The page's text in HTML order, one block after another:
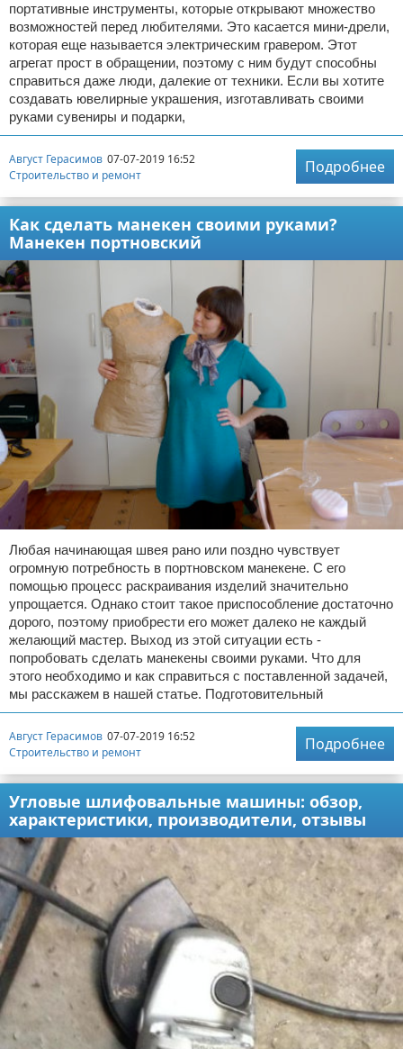
портативные инструменты, которые открывают множество
возможностей перед любителями. Это касается мини-дрели,
которая еще называется электрическим гравером. Этот
агрегат прост в обращении, поэтому с ним будут способны
справиться даже люди, далекие от техники. Если вы хотите
создавать ювелирные украшения, изготавливать своими
руками сувениры и подарки,
Август Герасимов 07-07-2019 16:52
Строительство и ремонт
Подробнее
Как сделать манекен своими руками?
Манекен портновский
Любая начинающая швея рано или поздно чувствует
огромную потребность в портновском манекене. С его
помощью процесс раскраивания изделий значительно
упрощается. Однако стоит такое приспособление достаточно
дорого, поэтому приобрести его может далеко не каждый
желающий мастер. Выход из этой ситуации есть -
попробовать сделать манекены своими руками. Что для
этого необходимо и как справиться с поставленной задачей,
мы расскажем в нашей статье. Подготовительный
Август Герасимов 07-07-2019 16:52
Строительство и ремонт
Подробнее
Угловые шлифовальные машины: обзор,
характеристики, производители, отзывы